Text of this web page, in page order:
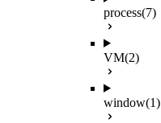
process(7)
VM(2)
window(1)